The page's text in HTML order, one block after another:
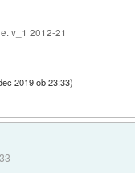
v_1 2012-21
2019 ob 23:33)